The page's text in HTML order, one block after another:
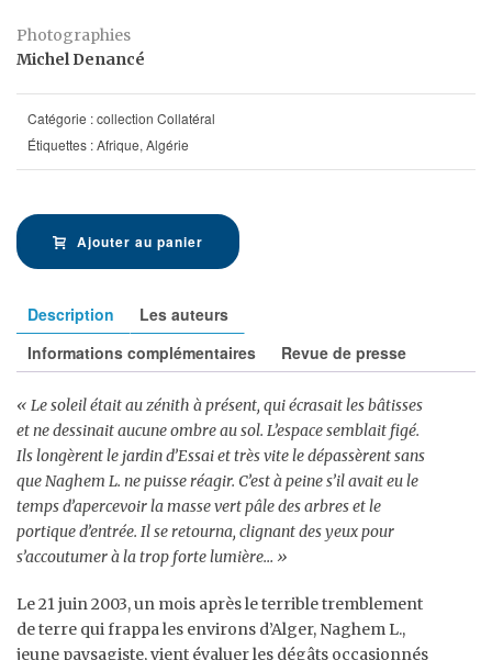
Photographies
Michel Denancé
Catégorie :collection Collatéral
Étiquettes :Afrique, Algérie
Ajouter au panier
Description
Les auteurs
Informations complémentaires
Revue de presse
« Le soleil était au zénith à présent, qui écrasait les bâtisses
et ne dessinait aucune ombre au sol. L’espace semblait figé.
Ils longèrent le jardin d’Essai et très vite le dépassèrent sans
que Naghem L. ne puisse réagir. C’est à peine s’il avait eu le
temps d’apercevoir la masse vert pâle des arbres et le
portique d’entrée. Il se retourna, clignant des yeux pour
s’accoutumer à la trop forte lumière… »
Le 21 juin 2003, un mois après le terrible tremblement
de terre qui frappa les environs d’Alger, Naghem L.,
jeune paysagiste, vient évaluer les dégâts occasionnés